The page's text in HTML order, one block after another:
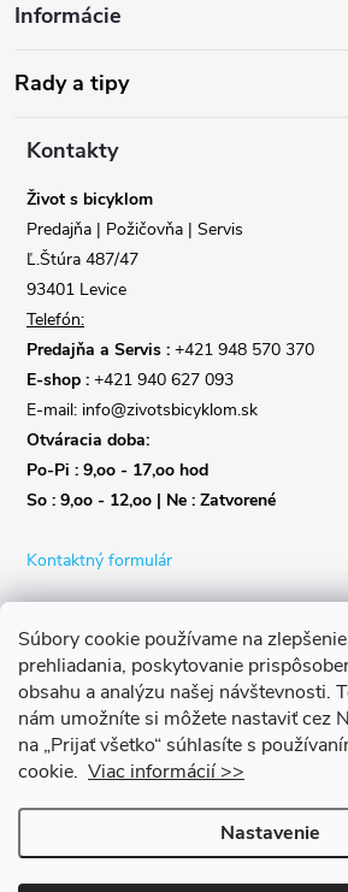
Súbory cookie používame na
prehliadania, poskytovanie
obsahu a analýzu našej návštevnosti.
nám umožníte si môžete nastaviť cez
na „Prijať všetko“ súhlasíte s
cookie. Viac informácií >>
Nastavenie
p
ä
Informácie
Rady a tipy
Kontakty
Život s bicyklom
Predajňa | Požičovňa | Servis
Ľ.Štúra 487/47
93401 Levice
Telefón:
Predajňa a Servis : +421 948 570 370
E-shop : +421 940 627 093
E-mail: info@zivotsbicyklom.sk
Otváracia doba:
Po-Pi : 9,oo - 17,oo hod
So : 9,oo - 12,oo | Ne : Zatvorené
Kontaktný formulár
Copyright 2026Život s bicyklom. Všetky
nastavenie cookies